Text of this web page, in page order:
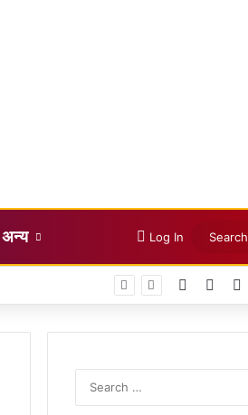
अन्य Log In
Facebook